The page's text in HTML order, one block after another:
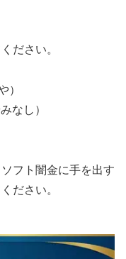
ださい。
）
なし）
フト闇金に手を出す
ださい。